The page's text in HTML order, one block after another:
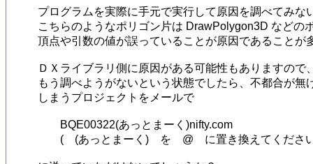
プログラムを実際に手元で実行して原因を調べてみな
こちらのようなポリゴン片は DrawPolygon3D などの
頂点や引数の値が誤っていることが原因であることが
ＤＸライブラリ側に原因がある可能性もありますので
もう調べようがないという状態でしたら、不都合が無
しまうプロジェクトをメールで